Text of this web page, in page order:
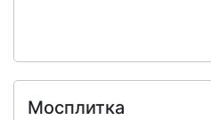
Мосплитка